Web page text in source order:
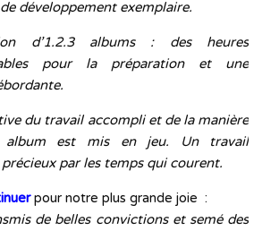
développement exemplaire.
d’1.2.3 albums : des heures
pour la préparation et une
du travail accompli et de la manière
album est mis en jeu. Un travail
par les temps qui courent.
pour notre plus grande joie :
de belles convictions et semé des